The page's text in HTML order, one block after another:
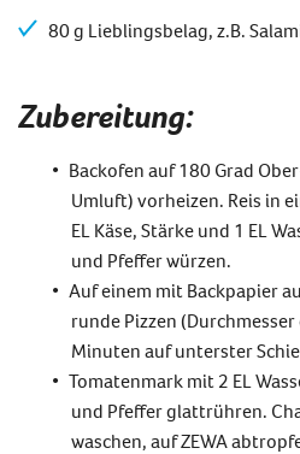
80 g Lieblingsbelag, z.B.
Zubereitung:
Backofen auf 180 Grad
Umluft) vorheizen. Reis in
EL Käse, Stärke und 1 EL
und Pfeffer würzen.
Auf einem mit Backpapier
runde Pizzen
Minuten auf unterster
Tomatenmark mit 2 EL
und Pfeffer glattrühren.
waschen, auf ZEWA